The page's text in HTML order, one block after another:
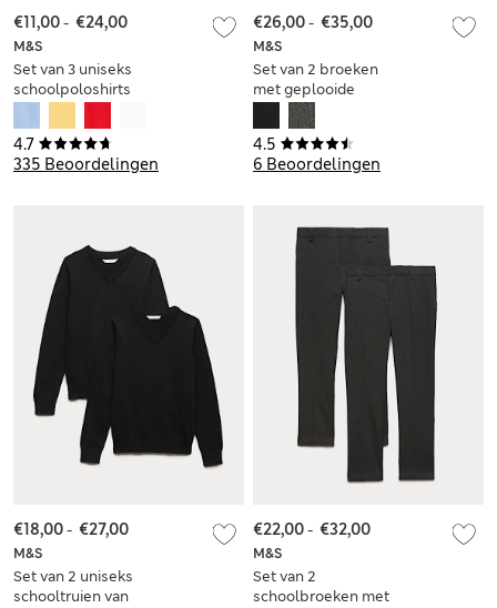
4.7
335 Beoordelingen
M&S
Set van 3 uniseks
schoolpoloshirts
18 jaar)
€11,00- €24,00
4.5
6 Beoordelingen
M&S
Set van 2 broeken
met geplooide
voorkant (2-18 jaar)
€26,00- €35,00
M&S
Set van 2 uniseks
schooltruien van
€18,00- €27,00
M&S
Set van 2
schoolbroeken met
€22,00- €32,00